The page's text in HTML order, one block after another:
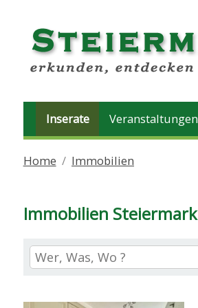
Inserate Veranstaltungen
Home Immobilien
Immobilien Steiermark